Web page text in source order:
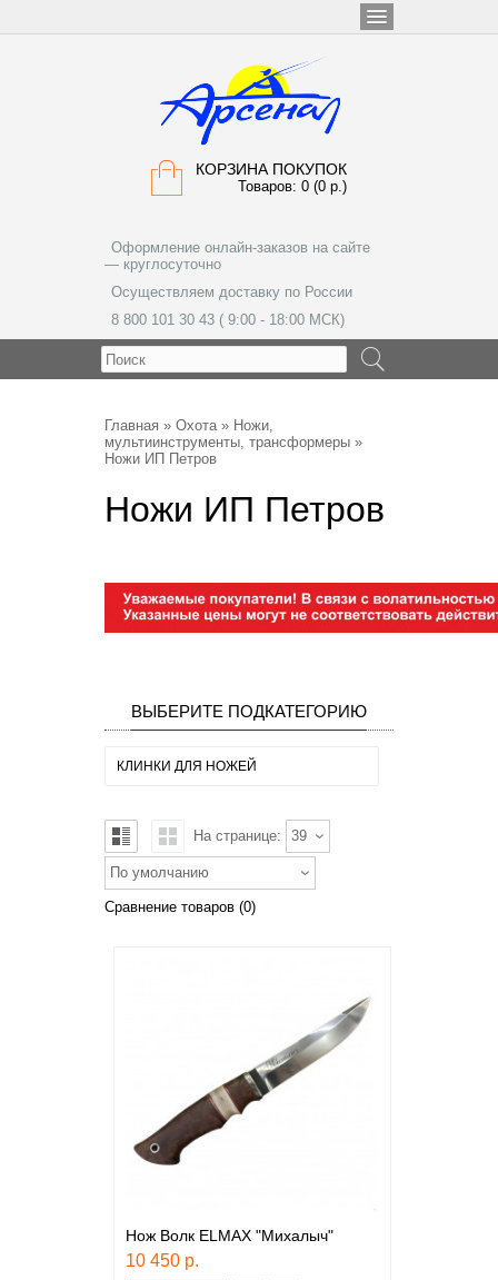
КОРЗИНА ПОКУПОК
Товаров: 0 (0 р.)
Оформление онлайн-заказов на сайте
— круглосуточно
Осуществляем доставку по России
8 800 101 30 43 ( 9:00 - 18:00 МСК)
Главная » Охота» Ножи,
мультиинструменты, трансформеры »
Ножи ИП Петров
Ножи ИП Петров
ВЫБЕРИТЕ ПОДКАТЕГОРИЮ
КЛИНКИ ДЛЯ НОЖЕЙ
На странице: 39
По умолчанию
Сравнение товаров (0)
Нож Волк ELMAX "Михалыч"
10 450 р.